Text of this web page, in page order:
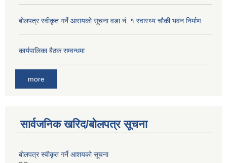
बोलपत्र स्वीकृत गर्ने आसयको सूचना वडा नं. १ स्वास्थ्य चौकी भवन निर्माण
कार्यपालिका बैठक सम्वन्धमा
more
सार्वजनिक खरिद/बोलपत्र सूचना
बोलपत्र स्वीकृत गर्ने आशयको सूचना